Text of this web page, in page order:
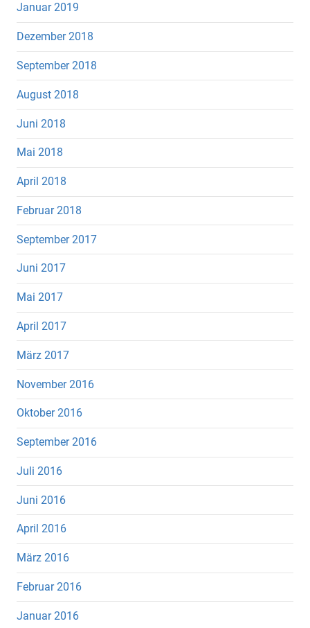
Januar 2019
Dezember 2018
September 2018
August 2018
Juni 2018
Mai 2018
April 2018
Februar 2018
September 2017
Juni 2017
Mai 2017
April 2017
März 2017
November 2016
Oktober 2016
September 2016
Juli 2016
Juni 2016
April 2016
März 2016
Februar 2016
Januar 2016